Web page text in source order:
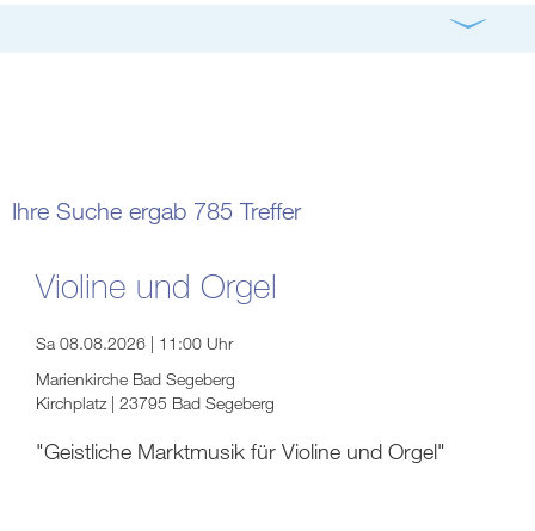
Ihre Suche ergab 785 Treffer
Violine und Orgel
Sa 08.08.2026 | 11:00 Uhr
Marienkirche Bad Segeberg
Kirchplatz | 23795 Bad Segeberg
"Geistliche Marktmusik für Violine und Orgel"